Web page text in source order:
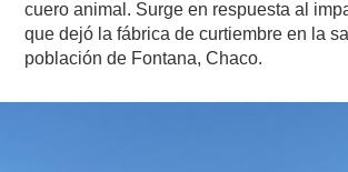
cuero animal. Surge en respuesta al
que dejó la fábrica de curtiembre en la
población de Fontana, Chaco.